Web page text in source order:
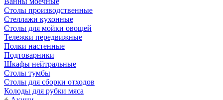
Столы производственные
Стеллажи кухонные
Столы для мойки овощей
Тележки передвижные
Полки настенные
Подтоварники
Шкафы нейтральные
Столы тумбы
Столы для сборки отходов
Колоды для рубки мяса